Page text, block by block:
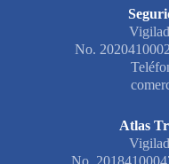
No.
Atlas
No.